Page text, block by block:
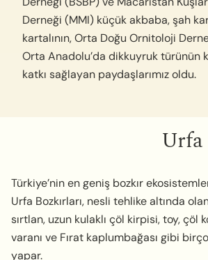
Derneği (MMI) küçük akbaba, şah
kartalının, Orta Doğu Ornitoloji
Orta Anadolu’da dikkuyruk türünün
katkı sağlayan paydaşlarımız oldu.
Urfa
Türkiye’nin en geniş bozkır
Urfa Bozkırları, nesli tehlike altında
sırtlan, uzun kulaklı çöl kirpisi, toy, çöl
varanı ve Fırat kaplumbağası gibi
yapar.